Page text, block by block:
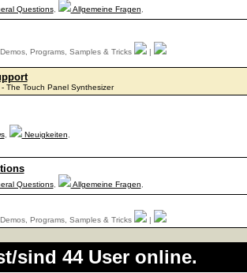
Questions, Allgemeine Fragen
Programs, Samples & Tricks |
The Touch Panel Synthesizer
, Neuigkeiten
Questions, Allgemeine Fragen
Programs, Samples & Tricks |
sind 44 User online.